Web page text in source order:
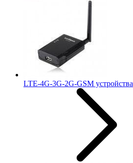
LTE-4G-3G-2G-GSM устройства